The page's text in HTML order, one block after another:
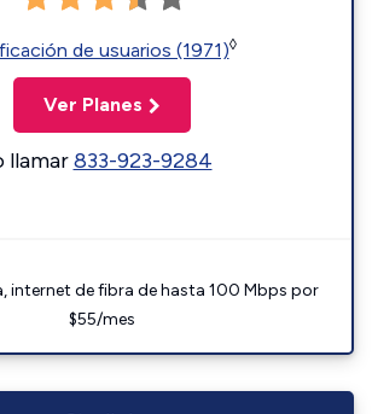
de usuarios (1971)◊
Ver Planes
llamar833-923-9284
internet de fibra de hasta 100 Mbps por
$55/mes